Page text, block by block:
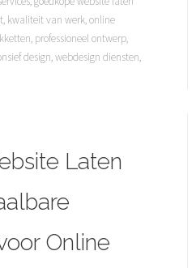
, kwaliteit van werk,online
, professioneel ontwerp,
design,webdesign diensten,
Laten
Online